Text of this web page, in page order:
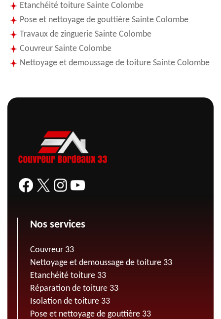
Etanchéité toiture Sainte Colombe
Pose et nettoyage de gouttière Sainte Colombe
Travaux de zinguerie Sainte Colombe
Couvreur Sainte Colombe
Nettoyage et demoussage de toiture Sainte Colombe
Nos services
Couvreur 33
Nettoyage et demoussage de toiture 33
Etanchéité toiture 33
Réparation de toiture 33
Isolation de toiture 33
Pose et nettoyage de gouttière 33